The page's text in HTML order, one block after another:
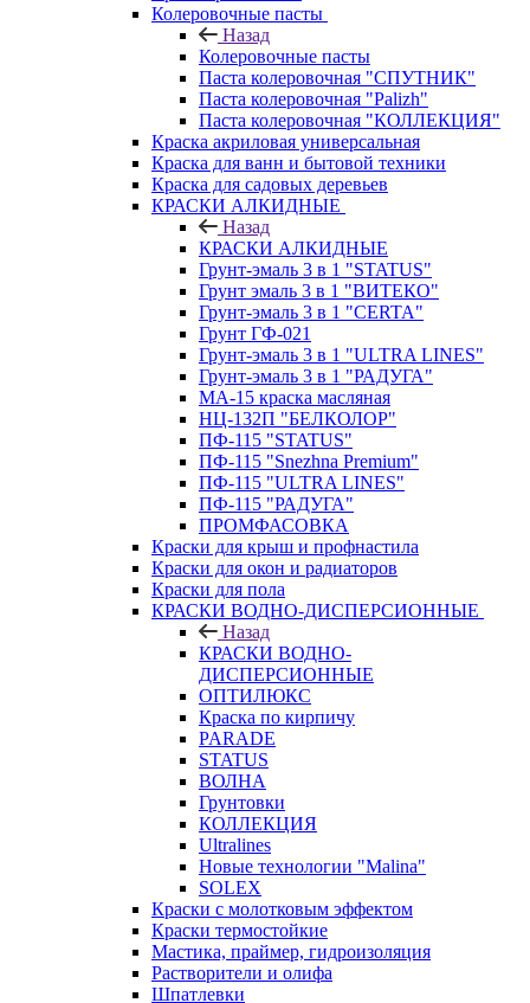
Колеровочные пасты
Назад
Колеровочные пасты
Паста колеровочная "СПУТНИК"
Паста колеровочная "Palizh"
Паста колеровочная "КОЛЛЕКЦИЯ"
Краска акриловая универсальная
Краска для ванн и бытовой техники
Краска для садовых деревьев
КРАСКИ АЛКИДНЫЕ
Назад
КРАСКИ АЛКИДНЫЕ
Грунт-эмаль 3 в 1 "STATUS"
Грунт эмаль 3 в 1 "ВИТЕКО"
Грунт-эмаль 3 в 1 "CERTA"
Грунт ГФ-021
Грунт-эмаль 3 в 1 "ULTRA LINES"
Грунт-эмаль 3 в 1 "РАДУГА"
МА-15 краска масляная
НЦ-132П "БЕЛКОЛОР"
ПФ-115 "STATUS"
ПФ-115 "Snezhna Premium"
ПФ-115 "ULTRA LINES"
ПФ-115 "РАДУГА"
ПРОМФАСОВКА
Краски для крыш и профнастила
Краски для окон и радиаторов
Краски для пола
КРАСКИ ВОДНО-ДИСПЕРСИОННЫЕ
Назад
КРАСКИ ВОДНО-
ДИСПЕРСИОННЫЕ
ОПТИЛЮКС
Краска по кирпичу
PARADE
STATUS
ВОЛНА
Грунтовки
КОЛЛЕКЦИЯ
Ultralines
Новые технологии "Malina"
SOLEX
Краски с молотковым эффектом
Краски термостойкие
Мастика, праймер, гидроизоляция
Растворители и олифа
Шпатлевки